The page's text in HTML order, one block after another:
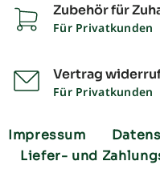
Zubehör für
Für Privatkunden
Vertrag
Für Privatkunden
Impressum
Liefer- und